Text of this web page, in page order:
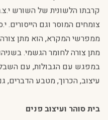
קרבתו הלשונית של השורש
ממפרשי המקרא, הוא מתן צורה
מתן צורה לחומר הגשמי.
במפגש עם הגבולות, עם
עיצוב, הכרוך, מטבע הדברים,
בית סוהר ועיצוב פנים